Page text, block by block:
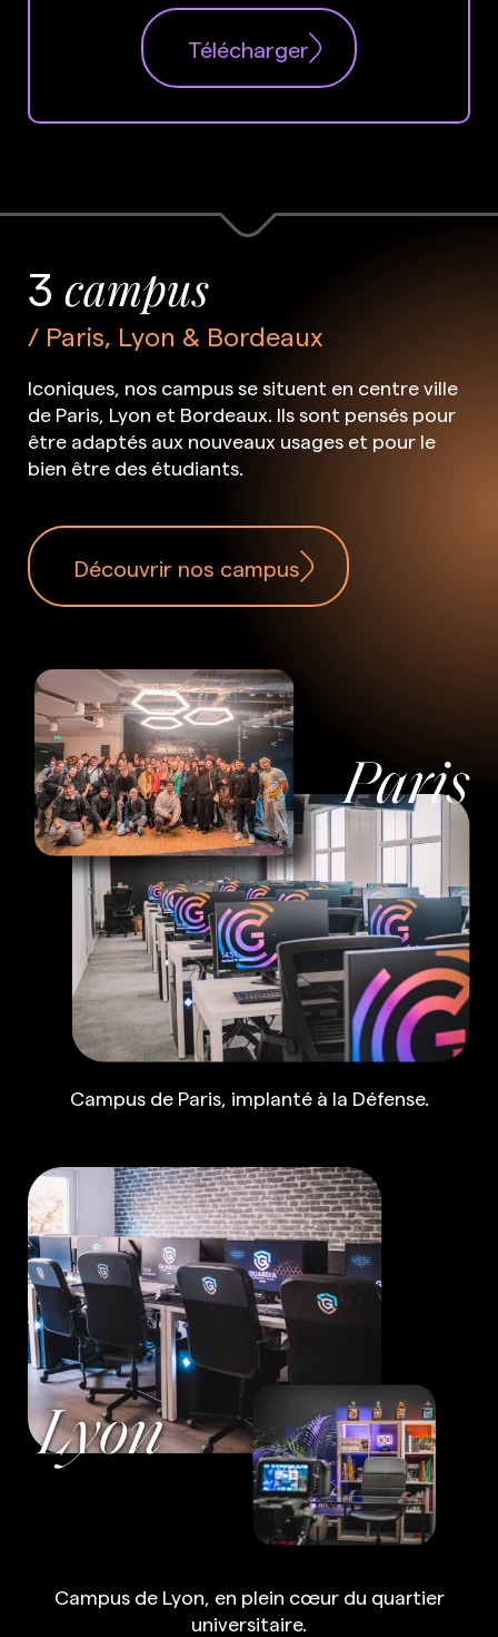
Télécharger
3 campus
Paris, Lyon & Bordeaux
Iconiques, nos campus se situent en centre ville
de Paris, Lyon et Bordeaux. Ils sont pensés pour
être adaptés aux nouveaux usages et pour le
bien être des étudiants.
Découvrir nos campus
Campus de Paris, implanté à la Défense.
Campus de Lyon, en plein cœur du quartier
universitaire.